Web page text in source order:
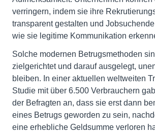
verringern, indem sie ihre
transparent gestalten und
wie sie legitime Kommunikation
Solche modernen Betrugsmethoden
zielgerichtet und darauf ausgelegt,
bleiben. In einer aktuellen weltweiten
Studie mit über 6.500 Verbrauchern
der Befragten an, dass sie erst dann
eines Betrugs geworden zu sein,
eine erhebliche Geldsumme verloren